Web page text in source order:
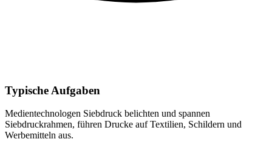
Typische Aufgaben
Medientechnologen Siebdruck belichten und spannen
Siebdruckrahmen, führen Drucke auf Textilien, Schildern und
Werbemitteln aus.